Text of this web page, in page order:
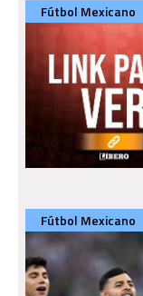
Fútbol Mexicano
Fútbol Mexicano